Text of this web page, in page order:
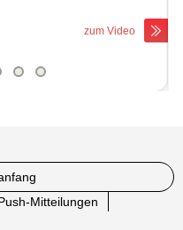
zum Video
Mitteilungen